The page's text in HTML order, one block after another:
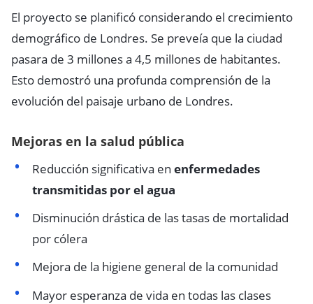
El proyecto se planificó considerando el crecimiento
demográfico de Londres. Se preveía que la ciudad
pasara de 3 millones a 4,5 millones de habitantes.
Esto demostró una profunda comprensión de la
evolución del paisaje urbano de Londres.
Mejoras en la salud pública
Reducción significativa en enfermedades
transmitidas por el agua
Disminución drástica de las tasas de mortalidad
por cólera
Mejora de la higiene general de la comunidad
Mayor esperanza de vida en todas las clases